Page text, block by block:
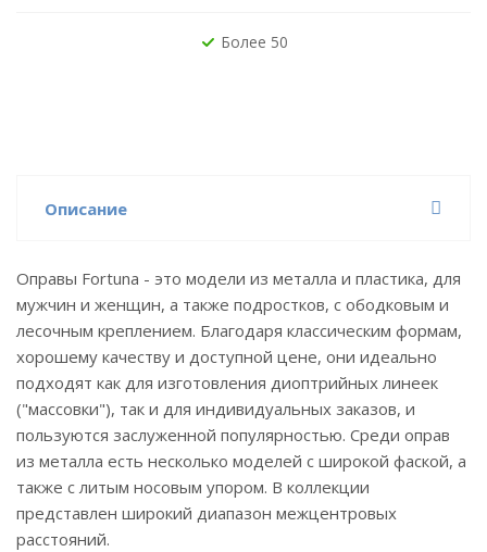
Более 50
Описание
Оправы Fortuna - это модели из металла и пластика, для
мужчин и женщин, а также подростков, с ободковым и
лесочным креплением. Благодаря классическим формам,
хорошему качеству и доступной цене, они идеально
подходят как для изготовления диоптрийных линеек
("массовки"), так и для индивидуальных заказов, и
пользуются заслуженной популярностью. Среди оправ
из металла есть несколько моделей с широкой фаской, а
также с литым носовым упором. В коллекции
представлен широкий диапазон межцентровых
расстояний.